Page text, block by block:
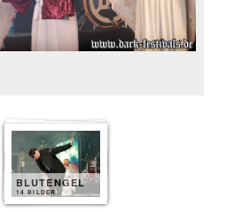
BLUTENGEL
14 BILDER